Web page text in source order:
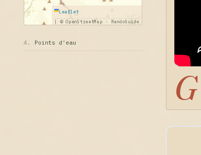
Leaflet
|
© OpenStreetMap · RandoGuide
4. Points d'eau
G